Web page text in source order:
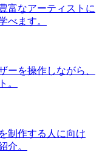
富なアーティストに
べます。
ーを操作しながら、
。
制作する人に向け
介。